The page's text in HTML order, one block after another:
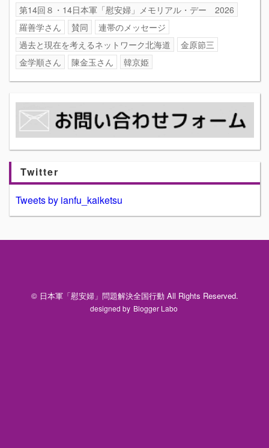
第14回８・14日本軍「慰安婦」メモリアル・デー 2026
羅善学さん
賛同
連帯のメッセージ
過去と現在を考えるネットワーク北海道
金原節三
金学順さん
陳金玉さん 韓京姫
Twitter
Tweets by ianfu_kaiketsu
© 日本軍「慰安婦」問題解決全国行動 All Rights Reserved.
designed by Blogger Labo